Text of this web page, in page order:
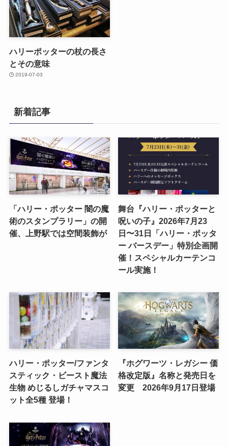
ハリーポッターの杖の長さ
とその意味
2019-07-03
新着記事
「ハリー・ポッター 闇の魔
術のスタンプラリー」の開
催、上野駅では空間装飾が
舞台『ハリー・ポッターと
呪いの子』2026年7月23
日〜31日「ハリー・ポッタ
ー バースデー」特別企画開
催！スペシャルカーテンコ
ール実施！
ハリー・ポッター/ファンタ
スティック・ビースト魔法
生物 めじるしガチャマスコ
ット全5種 登場！
『ホグワーツ・レガシー 価
格改定版』名称と発売日を
変更 2026年9月17日登場